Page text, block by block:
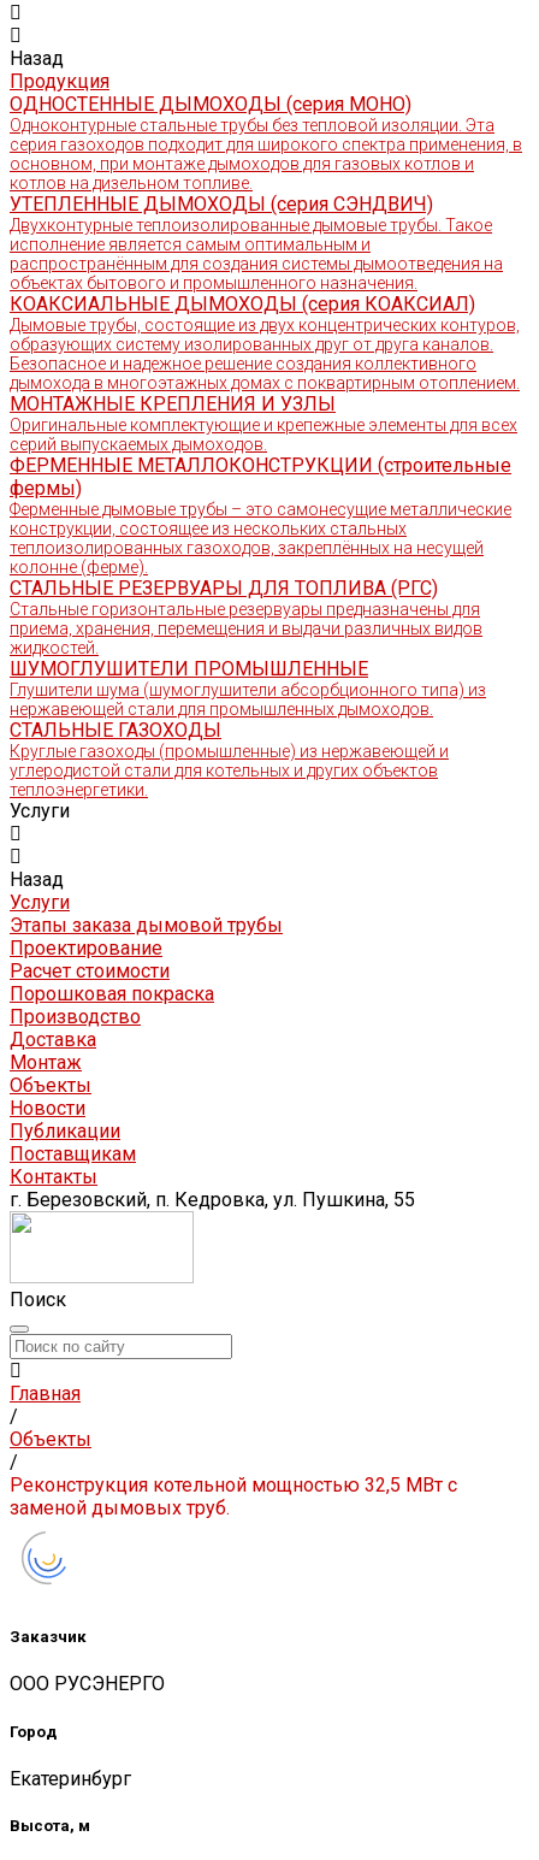
Назад
Продукция
ОДНОСТЕННЫЕ ДЫМОХОДЫ (серия МОНО)
Одноконтурные стальные трубы без тепловой изоляции. Эта
серия газоходов подходит для широкого спектра применения, в
основном, при монтаже дымоходов для газовых котлов и
котлов на дизельном топливе.
УТЕПЛЕННЫЕ ДЫМОХОДЫ (серия СЭНДВИЧ)
Двухконтурные теплоизолированные дымовые трубы. Такое
исполнение является самым оптимальным и
распространённым для создания системы дымоотведения на
объектах бытового и промышленного назначения.
КОАКСИАЛЬНЫЕ ДЫМОХОДЫ (серия КОАКСИАЛ)
Дымовые трубы, состоящие из двух концентрических контуров,
образующих систему изолированных друг от друга каналов.
Безопасное и надежное решение создания коллективного
дымохода в многоэтажных домах с поквартирным отоплением.
МОНТАЖНЫЕ КРЕПЛЕНИЯ И УЗЛЫ
Оригинальные комплектующие и крепежные элементы для всех
серий выпускаемых дымоходов.
ФЕРМЕННЫЕ МЕТАЛЛОКОНСТРУКЦИИ (строительные
фермы)
Ферменные дымовые трубы – это самонесущие металлические
конструкции, состоящее из нескольких стальных
теплоизолированных газоходов, закреплённых на несущей
колонне (ферме).
СТАЛЬНЫЕ РЕЗЕРВУАРЫ ДЛЯ ТОПЛИВА (РГС)
Стальные горизонтальные резервуары предназначены для
приема, хранения, перемещения и выдачи различных видов
жидкостей.
ШУМОГЛУШИТЕЛИ ПРОМЫШЛЕННЫЕ
Глушители шума (шумоглушители абсорбционного типа) из
нержавеющей стали для промышленных дымоходов.
СТАЛЬНЫЕ ГАЗОХОДЫ
Круглые газоходы (промышленные) из нержавеющей и
углеродистой стали для котельных и других объектов
теплоэнергетики.
Услуги
Назад
Услуги
Этапы заказа дымовой трубы
Проектирование
Расчет стоимости
Порошковая покраска
Производство
Доставка
Монтаж
Объекты
Новости
Публикации
Поставщикам
Контакты
г. Березовский, п. Кедровка, ул. Пушкина, 55
Поиск
Главная
/
Объекты
/
Реконструкция котельной мощностью 32,5 МВт с
заменой дымовых труб.
Заказчик
ООО РУСЭНЕРГО
Город
Екатеринбург
Высота, м